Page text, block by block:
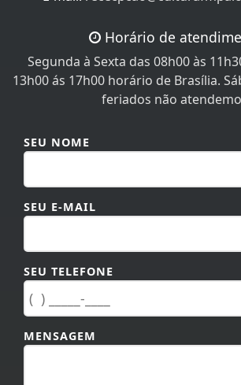
13h00 ás 17h00 horário de Brasília.
SEU E-MAIL
SEU TELEFONE
MENSAGEM